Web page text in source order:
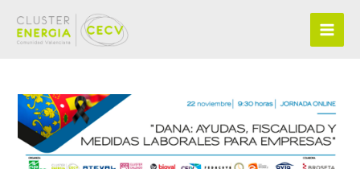
contenido